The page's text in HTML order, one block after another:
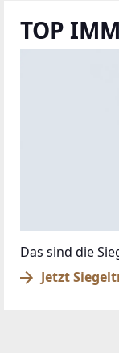
TOP
Das sind die
Jetzt